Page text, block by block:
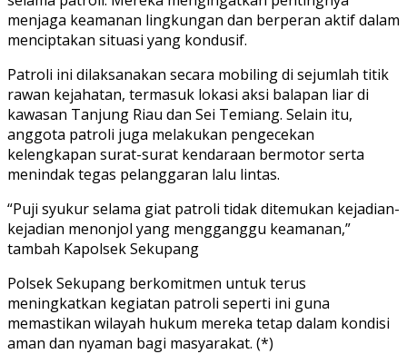
menjaga keamanan lingkungan dan berperan aktif dalam
menciptakan situasi yang kondusif.
Patroli ini dilaksanakan secara mobiling di sejumlah titik
rawan kejahatan, termasuk lokasi aksi balapan liar di
kawasan Tanjung Riau dan Sei Temiang. Selain itu,
anggota patroli juga melakukan pengecekan
kelengkapan surat-surat kendaraan bermotor serta
menindak tegas pelanggaran lalu lintas.
“Puji syukur selama giat patroli tidak ditemukan kejadian-
kejadian menonjol yang mengganggu keamanan,”
tambah Kapolsek Sekupang
Polsek Sekupang berkomitmen untuk terus
meningkatkan kegiatan patroli seperti ini guna
memastikan wilayah hukum mereka tetap dalam kondisi
aman dan nyaman bagi masyarakat. (*)